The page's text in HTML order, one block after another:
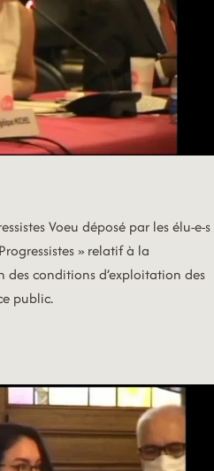
Voeu déposé par les élu-e-s
» relatif à la
conditions d’exploitation des
public.